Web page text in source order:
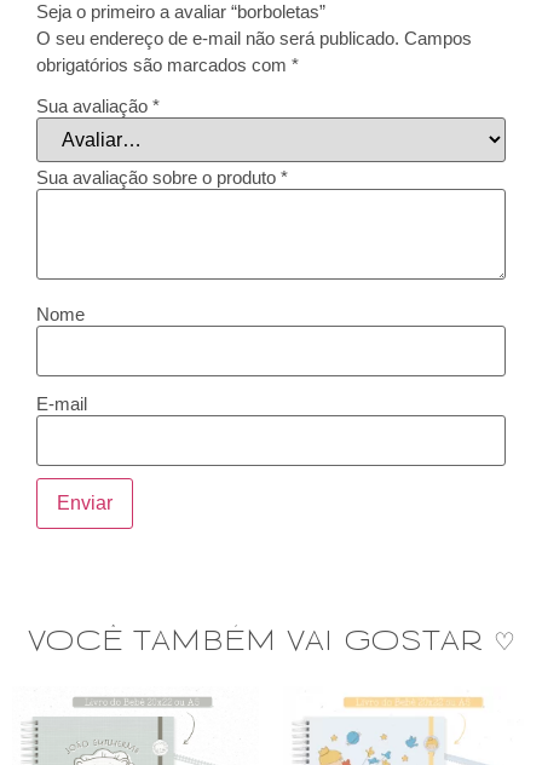
Seja o primeiro a avaliar “borboletas”
O seu endereço de e-mail não será publicado. Campos
obrigatórios são marcados com *
Sua avaliação *
Sua avaliação sobre o produto *
Nome
E-mail
VOCÊ TAMBÉM VAI GOSTAR ♡